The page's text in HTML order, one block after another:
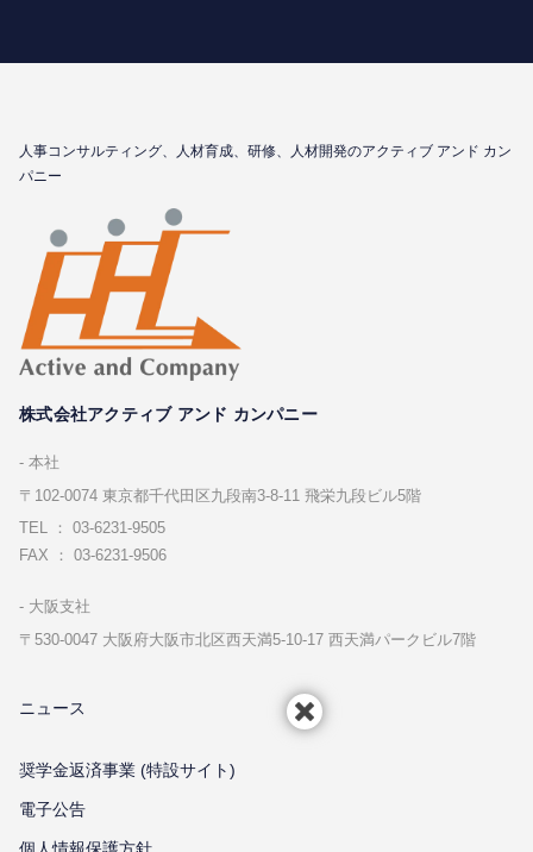
⼈事コンサルティング、⼈材育成、研修、⼈材開発のアクティブ アンド カン
パニー
株式会社アクティブ アンド カンパニー
本社
〒102-0074 東京都千代⽥区九段南3-8-11 飛栄九段ビル5階
TEL ： 03-6231-9505
FAX ： 03-6231-9506
⼤阪⽀社
〒530-0047 ⼤阪府⼤阪市北区⻄天満5-10-17 ⻄天満パークビル7階
ニュース
奨学金返済事業 (特設サイト)
電子公告